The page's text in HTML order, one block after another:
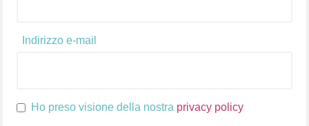
Indirizzo e-mail
Ho preso visione della nostra privacy policy